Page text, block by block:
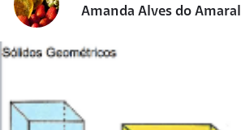
Amanda Alves do Amaral